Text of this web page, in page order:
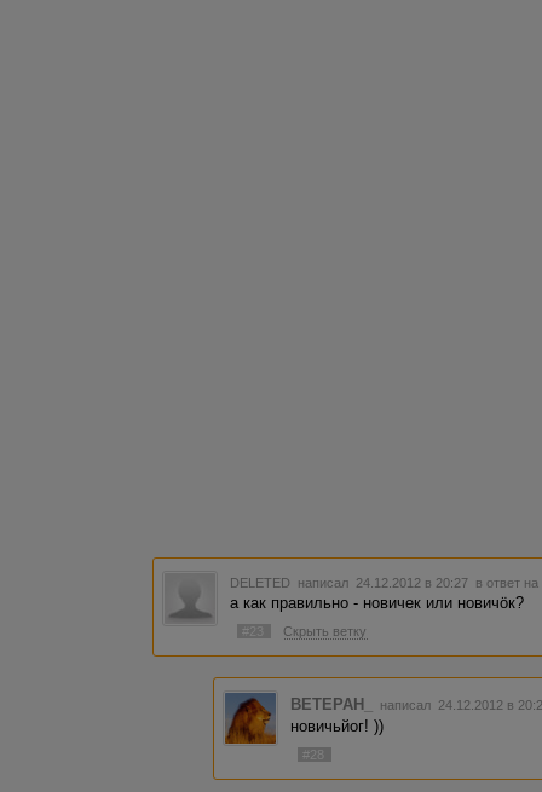
DELETED написал 24.12.2012 в 20:27 в ответ
а как правильно - новичек или новичöк?
#23 Скрыть ветку
BETEPAH_ написал 24.12.2012 в
новичьйог! ))
#28